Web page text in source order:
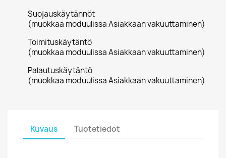
Suojauskäytännöt
(muokkaa moduulissa Asiakkaan vakuuttaminen)
Toimituskäytäntö
(muokkaa moduulissa Asiakkaan vakuuttaminen)
Palautuskäytäntö
(muokkaa moduulissa Asiakkaan vakuuttaminen)
Kuvaus Tuotetiedot